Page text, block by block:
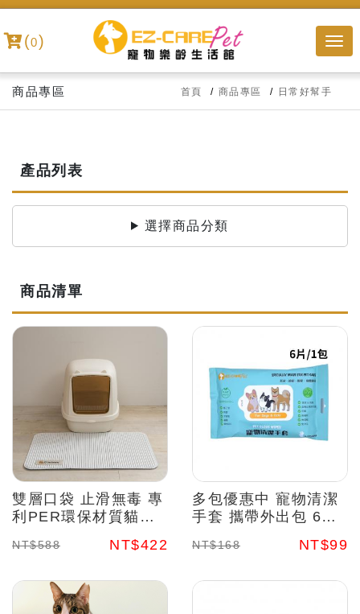
(0)
商品專區 首頁 商品專區 日常好幫手
產品列表
選擇商品分類
商品清單
雙層口袋 止滑無毒 專
利PER環保材質貓砂
NT$588 NT$422
多包優惠中 寵物清潔
手套 攜帶外出包 6入/
NT$168 NT$99